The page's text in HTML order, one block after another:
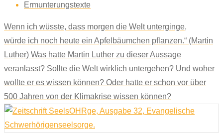
Ermunterungstexte
Wenn ich wüsste, dass morgen die Welt unterginge,
würde ich noch heute ein Apfelbäumchen pflanzen.“ (Martin
Luther) Was hatte Martin Luther zu dieser Aussage
veranlasst? Sollte die Welt wirklich untergehen? Und woher
wollte er es wissen können? Oder hatte er schon vor über
500 Jahren von der Klimakrise wissen können?